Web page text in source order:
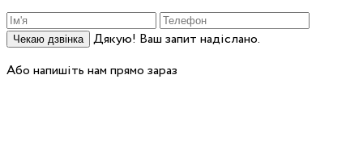
Чекаю дзвінка
Дякую! Ваш запит надіслано.
Або напишіть нам прямо зараз